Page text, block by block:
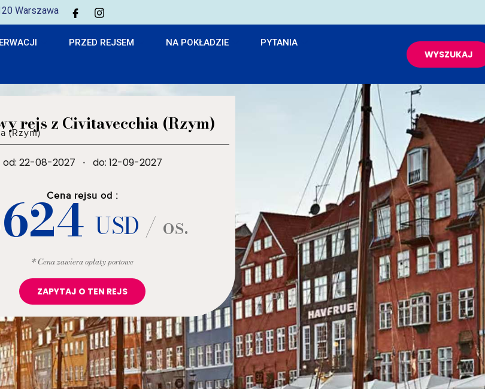
Warszawa
PRZED REJSEM NA POKŁADZIE PYTANIA
WYSZUKAJ
rejs z Civitavecchia (Rzym)
(Rzym)
od: 22-08-2027 · do: 12-09-2027
Cena rejsu od :
USD / os.
* Cena zawiera opłaty portowe
ZAPYTAJ O TEN REJS